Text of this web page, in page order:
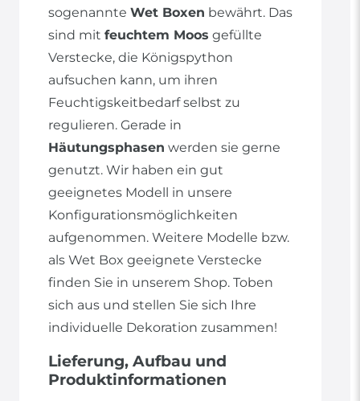
sogenannte Wet Boxen bewährt. Das
sind mit feuchtem Moos gefüllte
Verstecke, die Königspython
aufsuchen kann, um ihren
Feuchtigskeitbedarf selbst zu
regulieren. Gerade in
Häutungsphasen werden sie gerne
genutzt. Wir haben ein gut
geeignetes Modell in unsere
Konfigurationsmöglichkeiten
aufgenommen. Weitere Modelle bzw.
als Wet Box geeignete Verstecke
finden Sie in unserem Shop. Toben
sich aus und stellen Sie sich Ihre
individuelle Dekoration zusammen!
Lieferung, Aufbau und
Produktinformationen